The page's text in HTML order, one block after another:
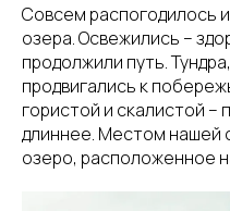
Совсем распогодилось
озера. Освежились –
продолжили путь.
продвигались к
гористой и скалистой
длиннее. Местом нашей
озеро, расположенное